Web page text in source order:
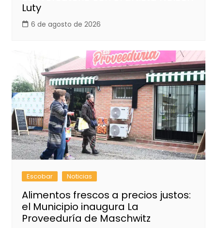
Luty
6 de agosto de 2026
Escobar Noticias
Alimentos frescos a precios justos:
el Municipio inaugura La
Proveeduría de Maschwitz